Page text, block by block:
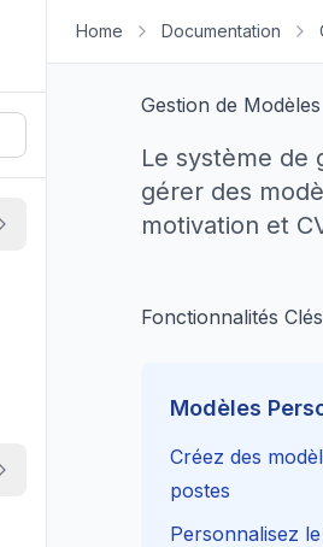
Home Documentation
Gestion de Modèles
Le système de
gérer des
motivation et
Fonctionnalités Clés
Modèles
Créez des
postes
Personnalisez